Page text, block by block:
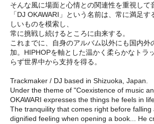
そんな風に場面と心情との関連性を重視して
「DJ OKAWARI」という名前は、常に満足
しいものを模索し、
常に挑戦し続けるところに由来する。
これまでに、自身のアルバム以外にも国内外
加。HIPHOPを軸とした温かく柔らかなトラ
らず世界中から支持を得る。
Trackmaker / DJ based in Shizuoka, Japan.
Under the theme of "Coexistence of music
OKAWARI expresses the things he feels in
The tranquility that comes right before falling
dignified feeling when opening a book... He